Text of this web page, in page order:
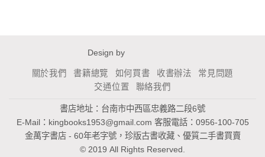
Design by
關於我們 書籍總覽 如何買書 收書辦法
常見問題
交通位置
聯絡我們
書店地址：台南市中西區忠義路二段6號
E-Mail： kingbooks1953@gmail.com 客服電話：0956-100-705
金萬字書店 - 60年老字號，珍版古書收藏、優質二手書買賣
© 2019 All Rights Reserved.